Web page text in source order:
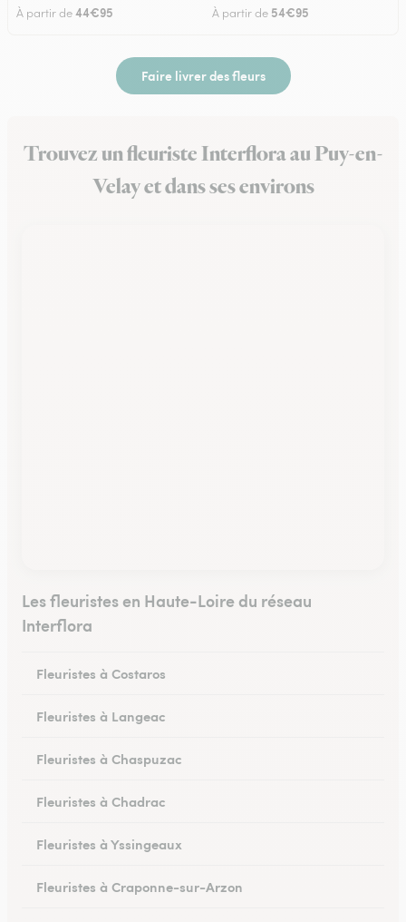
À partir de44€95 À partir de 54€95
Faire livrer des fleurs
Trouvez un fleuriste Interflora au Puy-en-
Velay et dans ses environs
Les fleuristes en Haute-Loire du réseau
Interflora
Fleuristes à Costaros
Fleuristes à Langeac
Fleuristes à Chaspuzac
Fleuristes à Chadrac
Fleuristes à Yssingeaux
Fleuristes à Craponne-sur-Arzon